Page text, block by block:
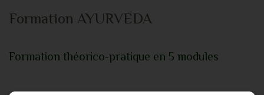
Formation AYURVEDA
Formation théorico-pratique en 5 modules